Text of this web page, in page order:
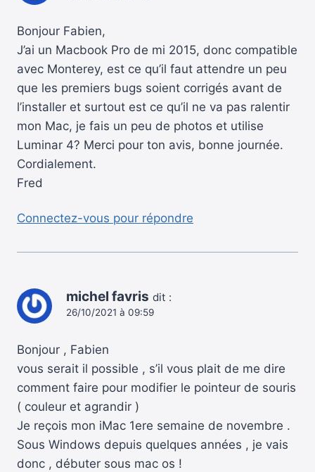
Bonjour Fabien,
J’ai un Macbook Pro de mi 2015, donc compatible
avec Monterey, est ce qu’il faut attendre un peu
que les premiers bugs soient corrigés avant de
l’installer et surtout est ce qu’il ne va pas ralentir
mon Mac, je fais un peu de photos et utilise
Luminar 4? Merci pour ton avis, bonne journée.
Cordialement.
Fred
Connectez-vous pour répondre
michel favris dit :
26/10/2021 à 09:59
Bonjour , Fabien
vous serait il possible , s’il vous plait de me dire
comment faire pour modifier le pointeur de souris
( couleur et agrandir )
Je reçois mon iMac 1ere semaine de novembre .
Sous Windows depuis quelques années , je vais
donc , débuter sous mac os !